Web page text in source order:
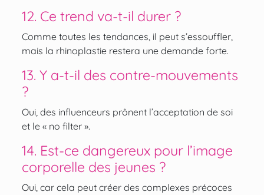
12. Ce trend va-t-il durer ?
Comme toutes les tendances, il peut s’essouffler,
mais la rhinoplastie restera une demande forte.
13. Y a-t-il des contre-mouvements
?
Oui, des influenceurs prônent l’acceptation de soi
et le « no filter ».
14. Est-ce dangereux pour l’image
corporelle des jeunes ?
Oui, car cela peut créer des complexes précoces